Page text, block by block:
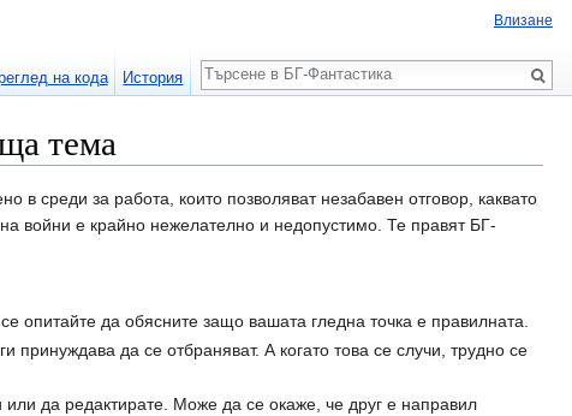
тема
в среди за работа, които позволяват незабавен отговор, каквато
войни е крайно нежелателно и недопустимо. Те правят БГ-
опитайте да обясните защо вашата гледна точка е правилната.
принуждава да се отбраняват. А когато това се случи, трудно се
или да редактирате. Може да се окаже, че друг е направил
Влизане
на кода История
Търсене